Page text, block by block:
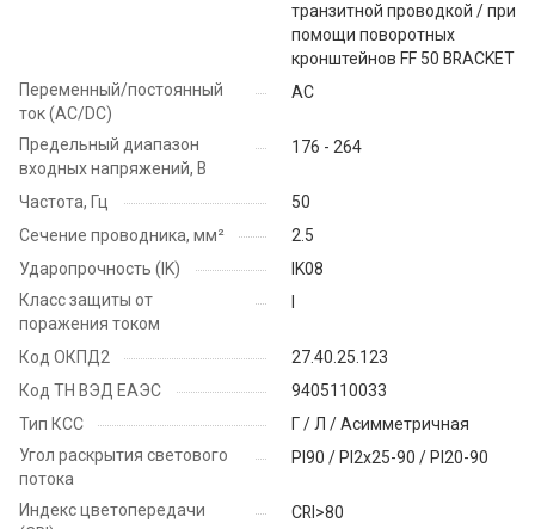
транзитной проводкой / при
помощи поворотных
кронштейнов FF 50 BRACKET
Переменный/постоянный
ток (AC/DC)
AC
Предельный диапазон
входных напряжений, В
176 - 264
Частота, Гц
50
Сечение проводника, мм²
2.5
Ударопрочность (IK)
IK08
Класс защиты от
поражения током
Код ОКПД2
27.40.25.123
Код ТН ВЭД ЕАЭС
9405110033
Тип КСС
Г / Л / Асимметричная
Угол раскрытия светового
потока
PI90 / PI2x25-90 / PI20-90
Индекс цветопередачи
CRI>80